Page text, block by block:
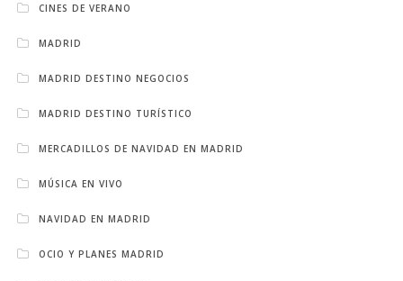
CINES DE VERANO
MADRID
MADRID DESTINO NEGOCIOS
MADRID DESTINO TURÍSTICO
MERCADILLOS DE NAVIDAD EN MADRID
MÚSICA EN VIVO
NAVIDAD EN MADRID
OCIO Y PLANES MADRID